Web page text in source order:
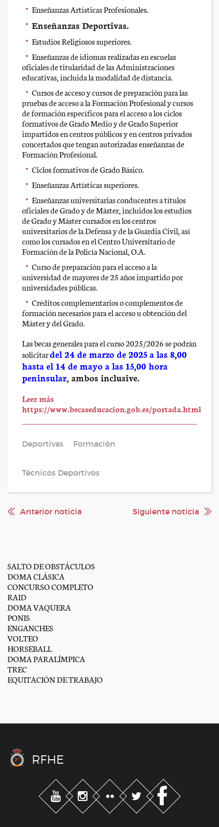
Enseñanzas Artísticas Profesionales.
Enseñanzas Deportivas.
Estudios Religiosos superiores.
Enseñanzas de idiomas realizadas en escuelas
oficiales de titularidad de las Administraciones
educativas, incluida la modalidad de distancia.
Cursos de acceso y cursos de preparación para las
pruebas de acceso a la Formación Profesional y cursos
de formación específicos para el acceso a los ciclos
formativos de Grado Medio y de Grado Superior
impartidos en centros públicos y en centros privados
concertados que tengan autorizadas enseñanzas de
Formación Profesional.
Ciclos formativos de Grado Básico.
Enseñanzas Artísticas superiores.
Enseñanzas universitarias conducentes a títulos
oficiales de Grado y de Máster, incluidos los estudios
de Grado y Máster cursados en los centros
universitarios de la Defensa y de la Guardia Civil, así
como los cursados en el Centro Universitario de
Formación de la Policía Nacional, O.A.
Curso de preparación para el acceso a la
universidad de mayores de 25 años impartido por
universidades públicas.
Créditos complementarios o complementos de
formación necesarios para el acceso u obtención del
Máster y del Grado.
Las becas generales para el curso 2025/2026 se podrán
solicitardel 24 de marzo de 2025 a las 8,00
hasta el 14 de mayo a las 15,00 hora
peninsular, ambos inclusive.
Leer más:
Becas
alumnos
formaciones
postobligatorias.
Curso
2026
https://www.becaseducacion.gob.es/portada.html
Deportivas Formación
Técnicos Deportivos
Anterior noticia Siguiente noticia
SALTO DE OBSTÁCULOS
DOMA CLÁSICA
CONCURSO COMPLETO
RAID
DOMA VAQUERA
PONIS
ENGANCHES
VOLTEO
HORSEBALL
DOMA PARALÍMPICA
TREC
EQUITACIÓN DE TRABAJO
RFHE